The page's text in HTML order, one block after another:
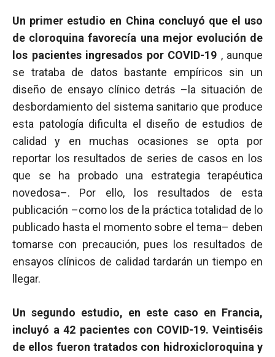
Un primer estudio en China concluyó que el uso
de cloroquina favorecía una mejor evolución de
los pacientes ingresados por COVID-19 , aunque
se trataba de datos bastante empíricos sin un
diseño de ensayo clínico detrás –la situación de
desbordamiento del sistema sanitario que produce
esta patología dificulta el diseño de estudios de
calidad y en muchas ocasiones se opta por
reportar los resultados de series de casos en los
que se ha probado una estrategia terapéutica
novedosa–. Por ello, los resultados de esta
publicación –como los de la práctica totalidad de lo
publicado hasta el momento sobre el tema– deben
tomarse con precaución, pues los resultados de
ensayos clínicos de calidad tardarán un tiempo en
llegar.
Un segundo estudio, en este caso en Francia,
incluyó a 42 pacientes con COVID-19. Veintiséis
de ellos fueron tratados con hidroxicloroquina y